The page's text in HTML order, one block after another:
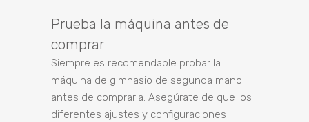
Prueba la máquina antes de
comprar
Siempre es recomendable probar la
máquina de gimnasio de segunda mano
antes de comprarla. Asegúrate de que los
diferentes ajustes y configuraciones